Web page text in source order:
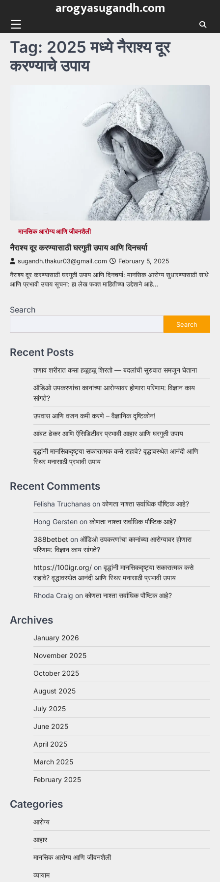
content
arogyasugandh.com
Tag: 2025 मध्ये नैराश्य दूर
करण्याचे उपाय
मानसिक आरोग्य आणि जीवनशैली
नैराश्य दूर करण्यासाठी घरगुती उपाय आणि दिनचर्या
sugandh.thakur03@gmail.com February 5, 2025
नैराश्य दूर करण्यासाठी घरगुती उपाय आणि दिनचर्या: मानसिक आरोग्य सुधारण्यासाठी साधे
आणि प्रभावी उपाय सूचना: हा लेख फक्त माहितीच्या उद्देशाने आहे…
Search
Search
Recent Posts
तणाव शरीरात कसा हळूहळू शिरतो — बदलांची सुरुवात समजून घेताना
ऑडिओ उपकरणांचा कानांच्या आरोग्यावर होणारा परिणाम: विज्ञान काय
सांगते?
उपवास आणि वजन कमी करणे – वैज्ञानिक दृष्टिकोन!
आंबट ढेकर आणि ऍसिडिटीवर प्रभावी आहार आणि घरगुती उपाय
वृद्धांनी मानसिकदृष्ट्या सकारात्मक कसे राहावे? वृद्धावस्थेत आनंदी आणि
स्थिर मनासाठी प्रभावी उपाय
Recent Comments
Felisha Truchanas on कोणता नाश्ता सर्वाधिक पौष्टिक आहे?
Hong Gersten on कोणता नाश्ता सर्वाधिक पौष्टिक आहे?
388betbet on ऑडिओ उपकरणांचा कानांच्या आरोग्यावर होणारा
परिणाम: विज्ञान काय सांगते?
https://100igr.org/ on वृद्धांनी मानसिकदृष्ट्या सकारात्मक कसे
राहावे? वृद्धावस्थेत आनंदी आणि स्थिर मनासाठी प्रभावी उपाय
Rhoda Craig on कोणता नाश्ता सर्वाधिक पौष्टिक आहे?
Archives
January 2026
November 2025
October 2025
August 2025
July 2025
June 2025
April 2025
March 2025
February 2025
Categories
आरोग्य
आहार
मानसिक आरोग्य आणि जीवनशैली
व्यायाम